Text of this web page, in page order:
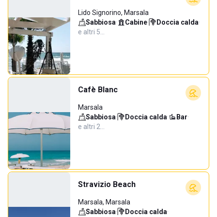
Lido Signorino, Marsala
Sabbiosa· Cabine· Doccia calda·
e altri 5…
Cafè Blanc
Marsala
Sabbiosa· Doccia calda· Bar·
e altri 2…
Stravizio Beach
Marsala, Marsala
Sabbiosa· Doccia calda·